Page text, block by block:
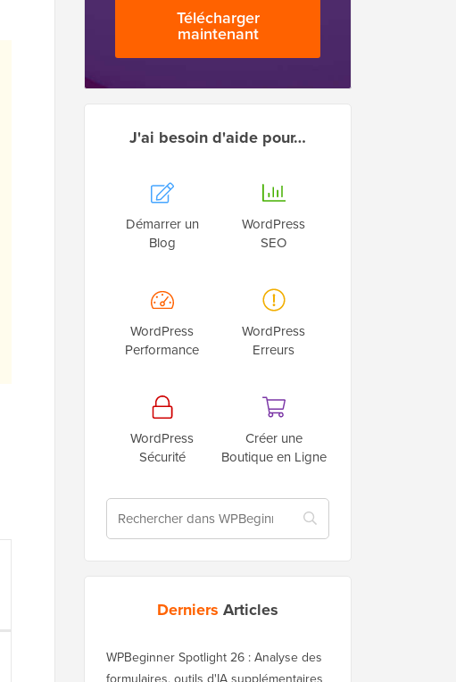
Télécharger
maintenant
J'ai besoin d'aide pour…
Démarrer un
Blog
WordPress
SEO
WordPress
Performance
WordPress
Erreurs
WordPress
Sécurité
Créer une
Boutique en Ligne
Derniers Articles
WPBeginner Spotlight 26 : Analyse des